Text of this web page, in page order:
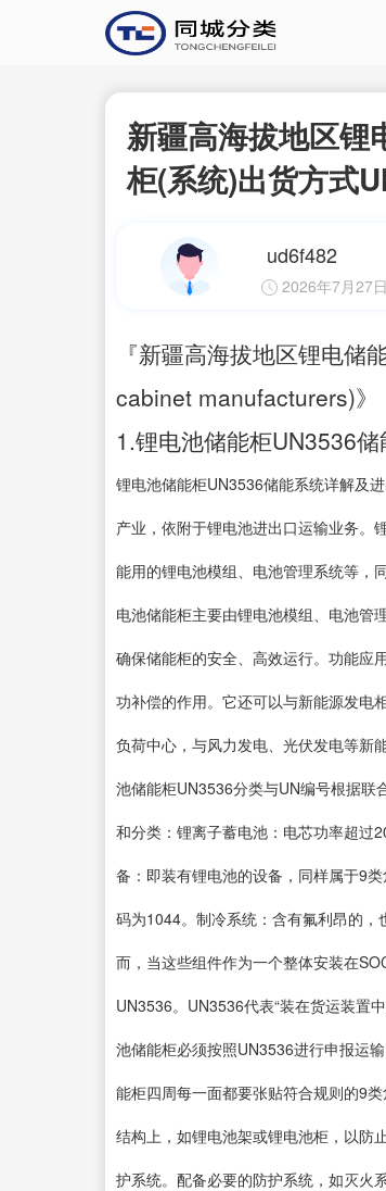
新疆高海拔地区锂
柜(系统)出货方式
ud6f482
2026年7月27日
『新疆高海拔地区锂电
cabinet manufacturers)》
1.锂电池储能柜UN3536
锂电池储能柜UN3536储能系统详解及
产业，依附于锂电池进出口运输业务。
能用的锂电池模组、电池管理系统等，
电池储能柜主要由锂电池模组、电池管
确保储能柜的安全、高效运行。功能应
功补偿的作用。它还可以与新能源发电
负荷中心，与风力发电、光伏发电等新
池储能柜UN3536分类与UN编号根据联
和分类：锂离子蓄电池：电芯功率超过
备：即装有锂电池的设备，同样属于9
码为1044。制冷系统：含有氟利昂的
而，当这些组件作为一个整体安装在
UN3536。UN3536代表“装在货运装置
池储能柜必须按照UN3536进行申报运
能柜四周每一面都要张贴符合规则的9
结构上，如锂电池架或锂电池柜，以防
护系统。配备必要的防护系统，如灭火